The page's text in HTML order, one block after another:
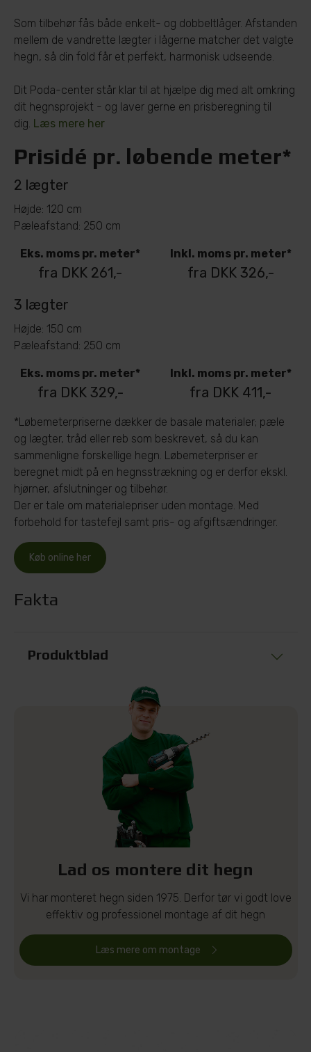
Som tilbehør fås både enkelt- og dobbeltlåger. Afstanden
mellem de vandrette lægter i lågerne matcher det valgte
hegn, så din fold får et perfekt, harmonisk udseende.
Dit Poda-center står klar til at hjælpe dig med alt omkring
dit hegnsprojekt - og laver gerne en prisberegning til
dig. Læs mere her
Prisidé pr. løbende meter*
2 lægter
Højde: 120 cm
Pæleafstand: 250 cm
Eks. moms pr. meter*
fra DKK 261,-
Inkl. moms pr. meter*
fra DKK 326,-
3 lægter
Højde: 150 cm
Pæleafstand: 250 cm
Eks. moms pr. meter*
fra DKK 329,-
Inkl. moms pr. meter*
fra DKK 411,-
*Løbemeterpriserne dækker de basale materialer; pæle
og lægter, tråd eller reb som beskrevet, så du kan
sammenligne forskellige hegn. Løbemeterpriser er
beregnet midt på en hegnsstrækning og er derfor ekskl.
hjørner, afslutninger og tilbehør.
Der er tale om materialepriser uden montage. Med
forbehold for tastefejl samt pris- og afgiftsændringer.
Køb online her
Fakta
Produktblad
Lad os montere dit hegn
Vi har monteret hegn siden 1975. Derfor tør vi godt love
effektiv og professionel montage af dit hegn
Læs mere om montage